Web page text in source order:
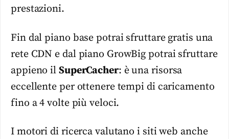
prestazioni.
Fin dal piano base potrai sfruttare gratis una
rete CDN e dal piano GrowBig potrai sfruttare
appieno il SuperCacher: è una risorsa
eccellente per ottenere tempi di caricamento
fino a 4 volte più veloci.
I motori di ricerca valutano i siti web anche